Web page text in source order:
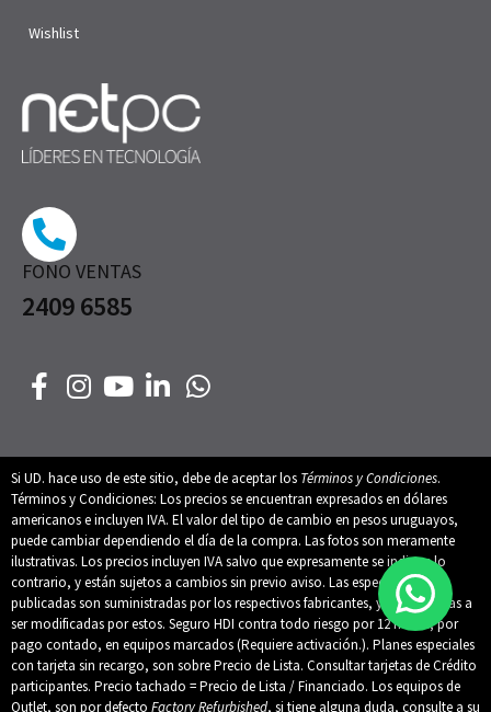
FONO VENTAS
2409 6585
Wishlist
Si UD. hace uso de este sitio, debe de aceptar los Términos y Condiciones.
Términos y Condiciones: Los precios se encuentran expresados en dólares
americanos e incluyen IVA. El valor del tipo de cambio en pesos uruguayos,
puede cambiar dependiendo el día de la compra. Las fotos son meramente
ilustrativas. Los precios incluyen IVA salvo que expresamente se indique lo
contrario, y están sujetos a cambios sin previo aviso. Las especificaciones
publicadas son suministradas por los respectivos fabricantes, y están sujetas a
ser modificadas por estos. Seguro HDI contra todo riesgo por 12 meses, por
pago contado, en equipos marcados (Requiere activación.). Planes especiales
con tarjeta sin recargo, son sobre Precio de Lista. Consultar tarjetas de Crédito
participantes. Precio tachado = Precio de Lista / Financiado. Los equipos de
Outlet, son por defecto Factory Refurbished, si tiene alguna duda, consulte a su